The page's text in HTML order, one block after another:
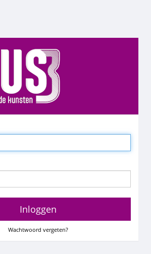
Inloggen
Wachtwoord vergeten?